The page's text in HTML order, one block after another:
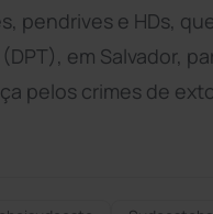
pendrives e HDs,
em Salvador,
pelos crimes de